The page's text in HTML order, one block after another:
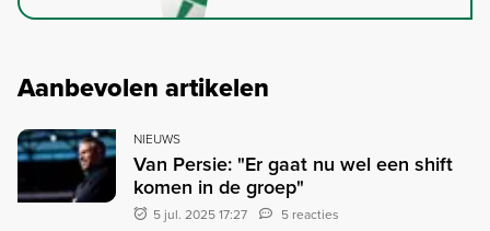
Aanbevolen artikelen
NIEUWS
Van Persie: "Er gaat nu wel een shift
komen in de groep"
5 jul. 2025 17:27 5 reacties